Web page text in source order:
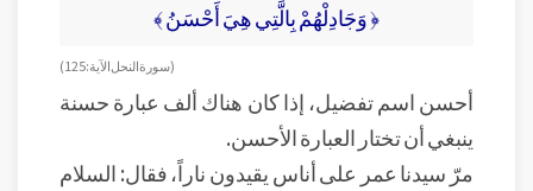
﴿ وَجَادِلْهُمْ بِالَّتِي هِيَ أَحْسَنُ ﴾
( سورة النحل الآية: 125 )
أحسن اسم تفضيل، إذا كان هناك ألف عبارة حسنة
ينبغي أن تختار العبارة الأحسن.
مرّ سيدنا عمر على أناس يقيدون ناراً، فقال: السلام